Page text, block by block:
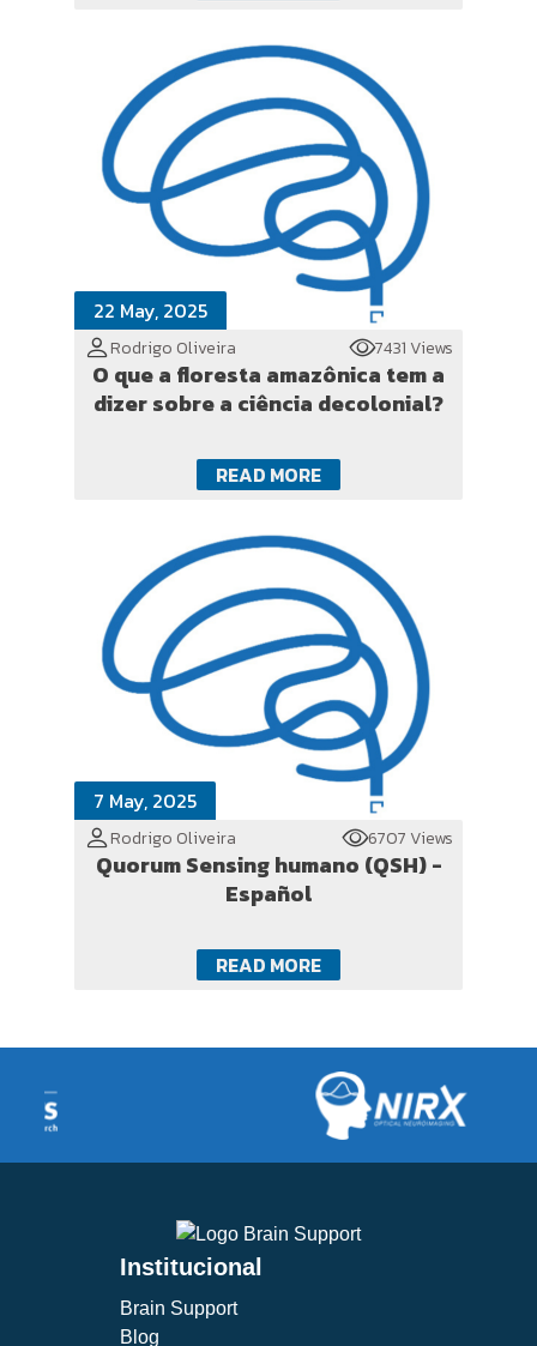
22 May, 2025
Rodrigo Oliveira 7431 Views
O que a floresta amazônica tem a
dizer sobre a ciência decolonial?
READ MORE
7 May, 2025
Rodrigo Oliveira 6707 Views
Quorum Sensing humano (QSH) -
Español
READ MORE
Institucional
Brain Support
Blog